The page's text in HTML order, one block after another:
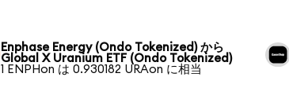
Enphase Energy (Ondo Tokenized) から
Global X Uranium ETF (Ondo Tokenized)
1 ENPHon は 0.930182 URAon に相当